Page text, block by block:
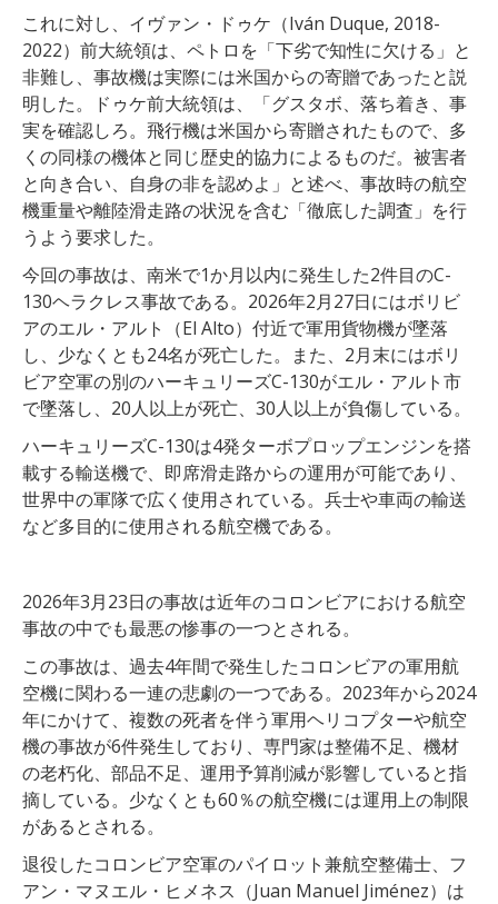
これに対し、イヴァン・ドゥケ（Iván Duque, 2018-
2022）前大統領は、ペトロを「下劣で知性に欠ける」と
非難し、事故機は実際には米国からの寄贈であったと説
明した。ドゥケ前大統領は、「グスタボ、落ち着き、事
実を確認しろ。飛行機は米国から寄贈されたもので、多
くの同様の機体と同じ歴史的協力によるものだ。被害者
と向き合い、自身の非を認めよ」と述べ、事故時の航空
機重量や離陸滑走路の状況を含む「徹底した調査」を行
うよう要求した。
今回の事故は、南米で1か月以内に発生した2件目のC-
130ヘラクレス事故である。2026年2月27日にはボリビ
アのエル・アルト（El Alto）付近で軍用貨物機が墜落
し、少なくとも24名が死亡した。また、2月末にはボリ
ビア空軍の別のハーキュリーズC-130がエル・アルト市
で墜落し、20人以上が死亡、30人以上が負傷している。
ハーキュリーズC-130は4発ターボプロップエンジンを搭
載する輸送機で、即席滑走路からの運用が可能であり、
世界中の軍隊で広く使用されている。兵士や車両の輸送
など多目的に使用される航空機である。
2026年3月23日の事故は近年のコロンビアにおける航空
事故の中でも最悪の惨事の一つとされる。
この事故は、過去4年間で発生したコロンビアの軍用航
空機に関わる一連の悲劇の一つである。2023年から2024
年にかけて、複数の死者を伴う軍用ヘリコプターや航空
機の事故が6件発生しており、専門家は整備不足、機材
の老朽化、部品不足、運用予算削減が影響していると指
摘している。少なくとも60％の航空機には運用上の制限
があるとされる。
退役したコロンビア空軍のパイロット兼航空整備士、フ
アン・マヌエル・ヒメネス（Juan Manuel Jiménez）は